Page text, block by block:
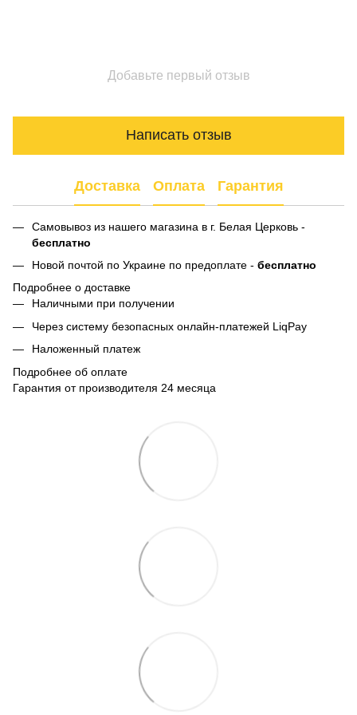
Добавьте первый отзыв
Написать отзыв
Доставка Оплата Гарантия
Самовывоз из нашего магазина в г. Белая Церковь -
бесплатно
Новой почтой по Украине по предоплате - бесплатно
Подробнее о доставке
Наличными при получении
Через систему безопасных онлайн-платежей LiqPay
Наложенный платеж
Подробнее об оплате
Гарантия от производителя 24 месяца